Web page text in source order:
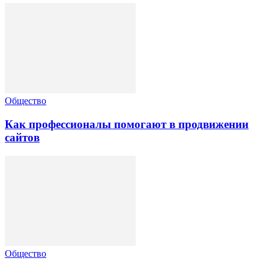
Общество
Как профессионалы помогают в продвижении
сайтов
Общество